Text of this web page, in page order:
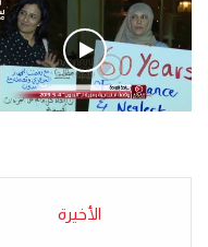
.وقفة احتجاجية رمزية
الأحد 5 مايو 2019
5-2019.
الأخيرة